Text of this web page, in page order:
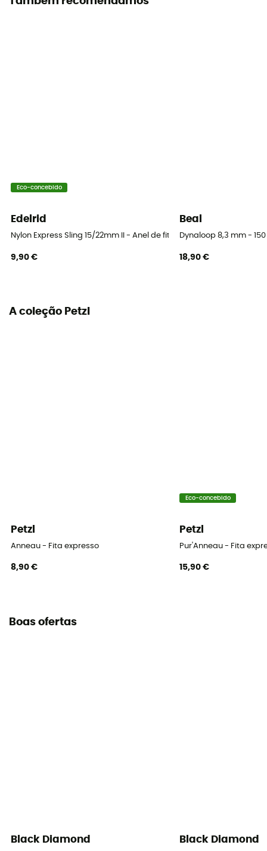
22 kN
Eco-concebido
Edelrid
Nylon Express Sling 15/22mm II - Anel de fita
9,90 €
Beal
Dynaloop 8,3 mm -
18,90 €
A coleção Petzl
Petzl
Anneau - Fita expresso
8,90 €
Eco-concebido
Petzl
Pur'Anneau - Fita
15,90 €
Boas ofertas
Black Diamond Black Diamond